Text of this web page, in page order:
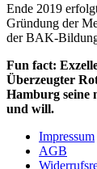
Ende 2019
Gründung der
der BAK-
Fun fact:
Überzeugter
Hamburg seine
und will.
Impressum
AGB